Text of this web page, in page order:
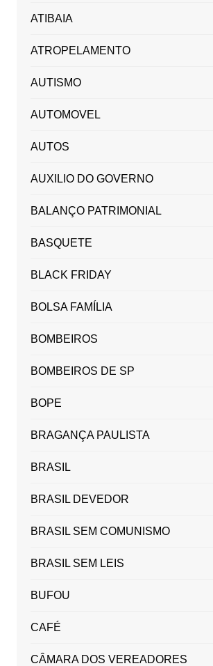
ATIBAIA
ATROPELAMENTO
AUTISMO
AUTOMOVEL
AUTOS
AUXILIO DO GOVERNO
BALANÇO PATRIMONIAL
BASQUETE
BLACK FRIDAY
BOLSA FAMÍLIA
BOMBEIROS
BOMBEIROS DE SP
BOPE
BRAGANÇA PAULISTA
BRASIL
BRASIL DEVEDOR
BRASIL SEM COMUNISMO
BRASIL SEM LEIS
BUFOU
CAFÉ
CÂMARA DOS VEREADORES